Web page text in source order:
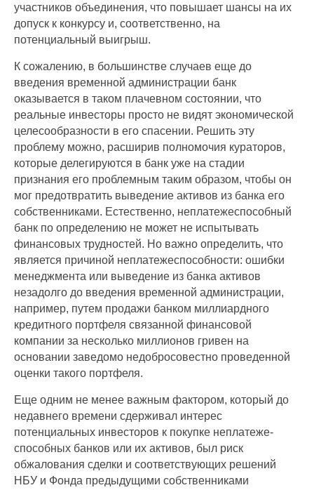
участников объединения, что повышает шансы на их
допуск к конкурсу и, соответственно, на
потенциальный выигрыш.
К сожалению, в большинстве случаев еще до
введения временной администрации банк
оказывается в таком плачевном состоянии, что
реальные инвесторы просто не видят экономической
целесообразности в его спасении. Решить эту
проблему можно, расширив полномочия кураторов,
которые делегируются в банк уже на стадии
признания его проблемным таким образом, чтобы он
мог предотвратить выведение активов из банка его
собственниками. Естественно, неплатежеспособный
банк по определению не может не испытывать
финансовых трудностей. Но важно определить, что
является причиной неплатежеспособности: ошибки
менеджмента или выведение из банка активов
незадолго до введения временной администрации,
например, путем продажи банком миллиардного
кредитного портфеля связанной финансовой
компании за несколько миллионов гривен на
основании заведомо недобросовестно проведенной
оценки такого портфеля.
Еще одним не менее важным фактором, который до
недавнего времени сдерживал интерес
потенциальных инвесторов к покупке неплатеже-
способных банков или их активов, был риск
обжалования сделки и соответствующих решений
НБУ и Фонда предыдущими собственниками